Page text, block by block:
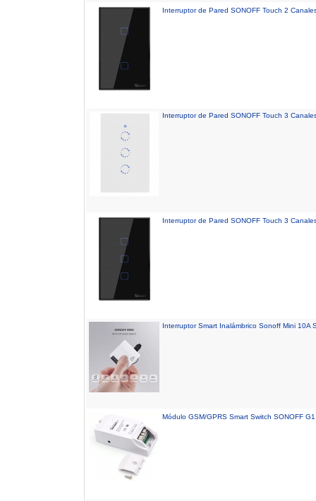
Interruptor de Pared SONOFF Touch 2
Interruptor de Pared SONOFF Touch 3
Interruptor de Pared SONOFF Touch 3
Interruptor Smart Inalámbrico Sonoff Mini 10A
Módulo GSM/GPRS Smart Switch SONOFF